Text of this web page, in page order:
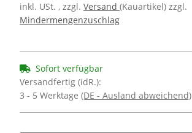
inkl. USt. , zzgl. Versand (Kauartikel) zzgl.
Mindermengenzuschlag
Sofort verfügbar
Versandfertig (idR.):
3 - 5 Werktage (DE - Ausland abweichend)